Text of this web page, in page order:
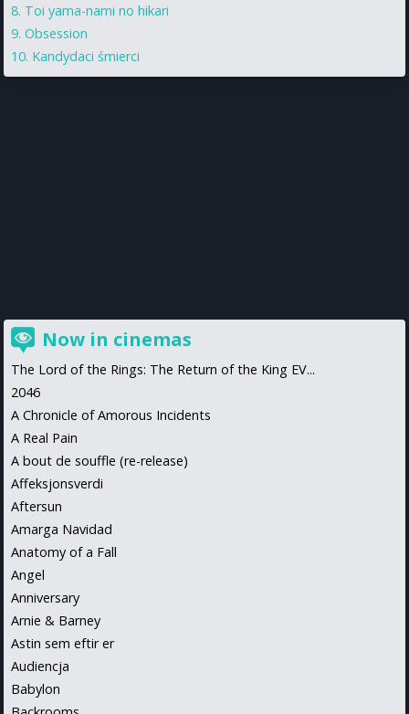
Toi yama-nami no hikari
Obsession
Kandydaci śmierci
Now in cinemas
The Lord of the Rings: The Return of the King EV...
2046
A Chronicle of Amorous Incidents
A Real Pain
A bout de souffle (re-release)
Affeksjonsverdi
Aftersun
Amarga Navidad
Anatomy of a Fall
Angel
Anniversary
Arnie & Barney
Astin sem eftir er
Audiencja
Babylon